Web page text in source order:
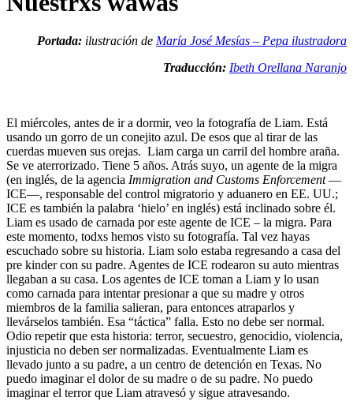
Portada: ilustración de María José Mesías – Pepa ilustradora
Traducción: Ibeth Orellana Naranjo
El miércoles, antes de ir a dormir, veo la fotografía de Liam. Está
usando un gorro de un conejito azul. De esos que al tirar de las
cuerdas mueven sus orejas. Liam carga un carril del hombre araña.
Se ve aterrorizado. Tiene 5 años. Atrás suyo, un agente de la migra
(en inglés, de la agencia Immigration and Customs Enforcement—
ICE—, responsable del control migratorio y aduanero en EE. UU.;
ICE es también la palabra ‘hielo’ en inglés) está inclinado sobre él.
Liam es usado de carnada por este agente de ICE – la migra. Para
este momento, todxs hemos visto su fotografía. Tal vez hayas
escuchado sobre su historia. Liam solo estaba regresando a casa del
pre kinder con su padre. Agentes de ICE rodearon su auto mientras
llegaban a su casa. Los agentes de ICE toman a Liam y lo usan
como carnada para intentar presionar a que su madre y otros
miembros de la familia salieran, para entonces atraparlos y
llevárselos también. Esa “táctica” falla. Esto no debe ser normal.
Odio repetir que esta historia: terror, secuestro, genocidio, violencia,
injusticia no deben ser normalizadas. Eventualmente Liam es
llevado junto a su padre, a un centro de detención en Texas. No
puedo imaginar el dolor de su madre o de su padre. No puedo
imaginar el terror que Liam atravesó y sigue atravesando.